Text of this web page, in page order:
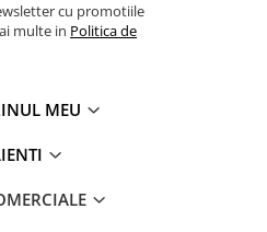
cu promotiile
multe in Politica de
MEU